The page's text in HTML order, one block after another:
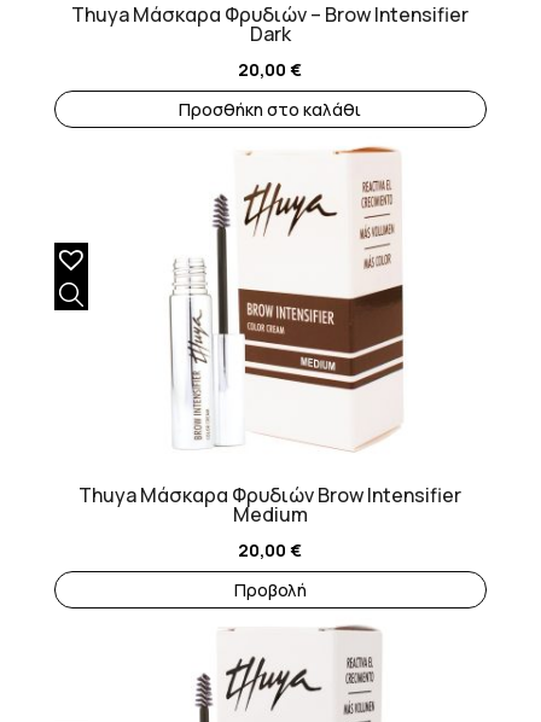
Thuya Μάσκαρα Φρυδιών – Brow Intensifier
Dark
20,00€
Προσθήκη στο καλάθι
Thuya Μάσκαρα Φρυδιών Brow Intensifier
Medium
20,00€
Προβολή